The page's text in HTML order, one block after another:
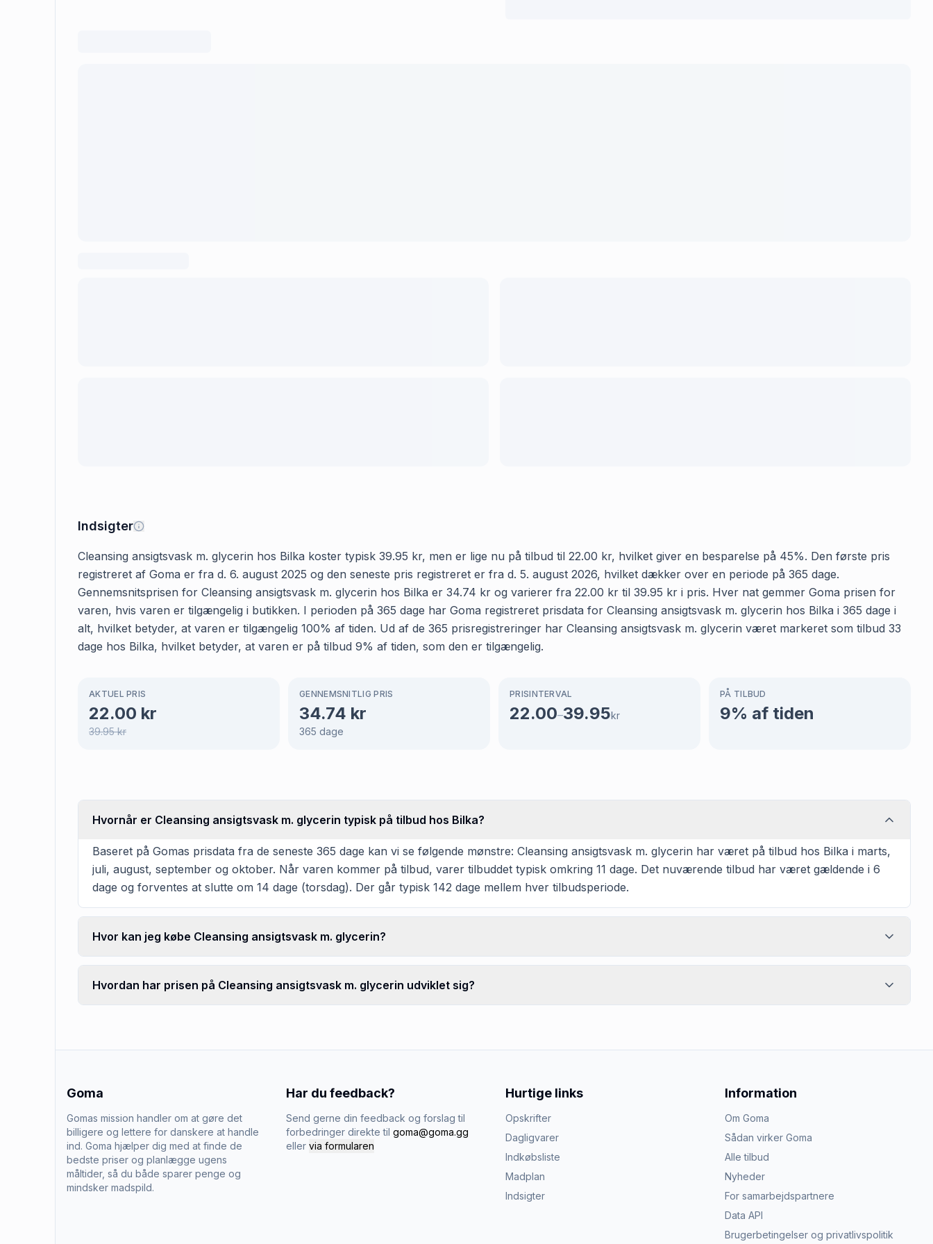
Indsigter
Cleansing ansigtsvask m. glycerin hos Bilka koster typisk 39.95 kr, men er lige nu på tilbud til 22.00 kr, hvilket giver en besparelse på 45%. Den første pris
registreret af Goma er fra d. 6. august 2025 og den seneste pris registreret er fra d. 5. august 2026, hvilket dækker over en periode på 365 dage.
Gennemsnitsprisen for Cleansing ansigtsvask m. glycerin hos Bilka er 34.74 kr og varierer fra 22.00 kr til 39.95 kr i pris. Hver nat gemmer Goma prisen for
varen, hvis varen er tilgængelig i butikken. I perioden på 365 dage har Goma registreret prisdata for Cleansing ansigtsvask m. glycerin hos Bilka i 365 dage i
alt, hvilket betyder, at varen er tilgængelig 100% af tiden. Ud af de 365 prisregistreringer har Cleansing ansigtsvask m. glycerin været markeret som tilbud 33
dage hos Bilka, hvilket betyder, at varen er på tilbud 9% af tiden, som den er tilgængelig.
AKTUEL PRIS
22.00 kr
39.95kr
GENNEMSNITLIG PRIS
34.74 kr
365 dage
PRISINTERVAL
22.00–39.95kr
PÅ TILBUD
9% af tiden
Hvornår er Cleansing ansigtsvask m. glycerin typisk på tilbud hos Bilka?
Baseret på Gomas prisdata fra de seneste 365 dage kan vi se følgende mønstre: Cleansing ansigtsvask m. glycerin har været på tilbud hos Bilka i marts,
juli, august, september og oktober. Når varen kommer på tilbud, varer tilbuddet typisk omkring 11 dage. Det nuværende tilbud har været gældende i 6
dage og forventes at slutte om 14 dage (torsdag). Der går typisk 142 dage mellem hver tilbudsperiode.
Hvor kan jeg købe Cleansing ansigtsvask m. glycerin?
Hvordan har prisen på Cleansing ansigtsvask m. glycerin udviklet sig?
Goma
Gomas mission handler om at gøre det
billigere og lettere for danskere at handle
ind. Goma hjælper dig med at finde de
bedste priser og planlægge ugens
måltider, så du både sparer penge og
mindsker madspild.
Har du feedback?
Send gerne din feedback og forslag til
forbedringer direkte til goma@goma.gg
eller via formularen
Hurtige links
Opskrifter
Dagligvarer
Indkøbsliste
Madplan
Indsigter
Information
Om Goma
Sådan virker Goma
Alle tilbud
Nyheder
For samarbejdspartnere
Data API
Brugerbetingelser og privatlivspolitik